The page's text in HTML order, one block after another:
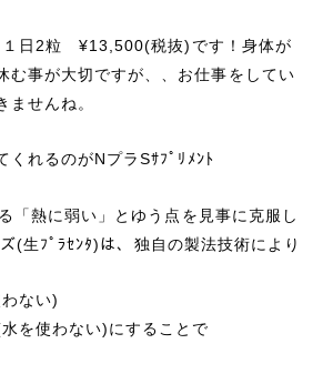
日2粒 ¥13,500(税抜)です！身体が
む事が大切ですが、、お仕事をしてい
ませんね。
くれるのがNプラSｻﾌﾟﾘﾒﾝﾄ
「熱に弱い」とゆう点を見事に克服し
(生ﾌﾟﾗｾﾝﾀ)は、独自の製法技術により
ない)
を使わない)にすることで